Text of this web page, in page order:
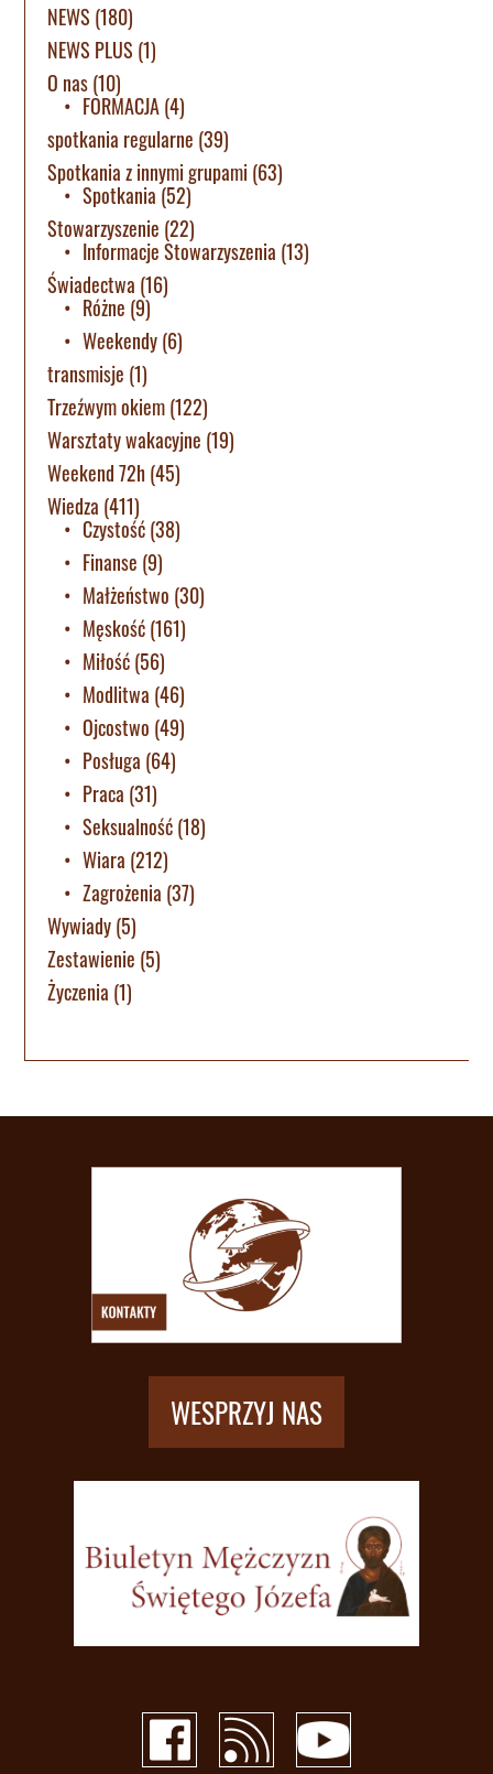
NEWS (180)
NEWS PLUS (1)
O nas(10)
FORMACJA(4)
spotkania regularne (39)
Spotkania z innymi grupami (63)
Spotkania (52)
Stowarzyszenie (22)
Informacje Stowarzyszenia (13)
Świadectwa (16)
Różne (9)
Weekendy(6)
transmisje (1)
Trzeźwym okiem(122)
Warsztaty wakacyjne (19)
Weekend 72h(45)
Wiedza (411)
Czystość(38)
Finanse (9)
Małżeństwo (30)
Męskość(161)
Miłość(56)
Modlitwa (46)
Ojcostwo (49)
Posługa (64)
Praca (31)
Seksualność(18)
Wiara (212)
Zagrożenia (37)
Wywiady(5)
Zestawienie (5)
Życzenia (1)
WESPRZYJ NAS